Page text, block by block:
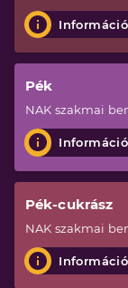
Információ
Pék
NAK szakmai
Információ
Pék-cukrász
NAK szakmai
Információ